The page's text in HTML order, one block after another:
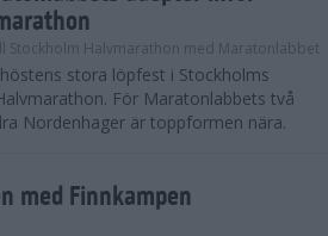
Stockholm Halvmarathon med Maratonlabbet
stora löpfest i Stockholms
För Maratonlabbets två
Nordenhager är toppformen nära.
med Finnkampen